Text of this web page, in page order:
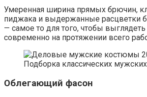
Умеренная ширина прямых брючин,
пиджака и выдержанные расцветки
— самое то для того, чтобы
современно на протяжении всего
Подборка классических
Облегающий фасон